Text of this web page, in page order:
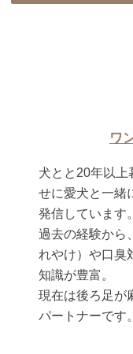
ワ
犬とと20年以上
せに愛犬と一緒
発信しています。
過去の経験から
れやけ）や口臭
知識が豊富。
現在は後ろ足が
パートナーです。